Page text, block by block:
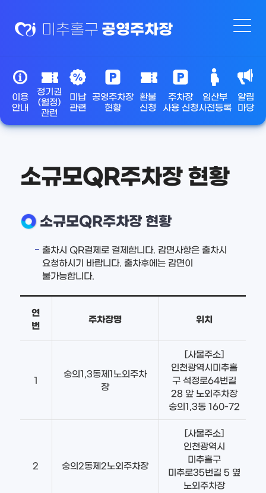
미추홀구 공영주차장
이용
안내
정기권
(월정)
관련
미납
관련
공영주차장
현황
환불
신청
주차장
사용 신청
임산부
사전등록
알림
마당
소규모QR주차장 현황
소규모QR주차장 현황
출차시 QR결제로 결제합니다. 감면사항은 출차시
요청하시기 바랍니다. 출차후에는 감면이
불가능합니다.
연
번
주차장명 위치
1
숭의1,3동제1노외주차
장
[사물주소]
인천광역시미추홀
구 석정로64번길
28 앞 노외주차장
숭의1,3동 160-72
2 숭의2동제2노외주차장
[사물주소]
인천광역시
미추홀구
미추로35번길 5 옆
노외주차장